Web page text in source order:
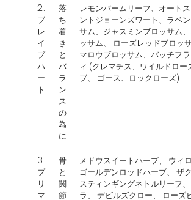
2.
ブ
レ
イ
ブ
ハ
ー
ト
落
ち
着
き
と
バ
ラ
ン
ス
の
為
に
レモンバームリーフ、オート
ントジョーンズワート、ラベ
サム、ジャスミンブロッサム
ッサム、 ローズレッドブロッ
マロウブロッサム、バッチフ
ィ (クレマチス、ワイルドロー
ブ、 ゴース、ロックローズ)
3.
プ
リ
マ
骨
と
関
節
メドウスイートハーブ、 ウィ
ゴールデンロッドハーブ、 ザ
スティンギングネトルリーフ
ラ、 デビルズクロー、 ローズ